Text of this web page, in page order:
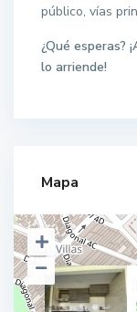
público, vías
¿Qué esperas?
lo arriende!
Mapa